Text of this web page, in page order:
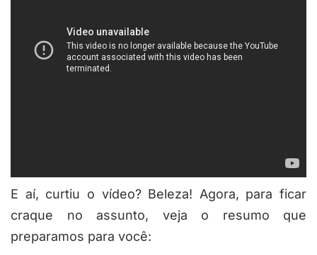
E aí, curtiu o vídeo? Beleza! Agora, para ficar
craque no assunto, veja o resumo que
preparamos para você: